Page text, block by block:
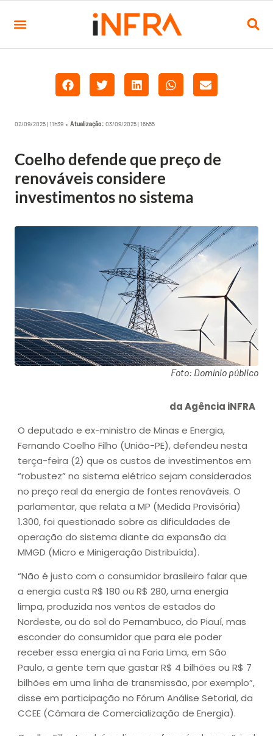
02/09/2025 | 11h39 • Atualização: 03/09/2025 | 16h55
Coelho defende que preço de
renováveis considere
investimentos no sistema
Foto: Domínio público
da Agência iNFRA
O deputado e ex-ministro de Minas e Energia,
Fernando Coelho Filho (União-PE), defendeu nesta
terça-feira (2) que os custos de investimentos em
“robustez” no sistema elétrico sejam considerados
no preço real da energia de fontes renováveis. O
parlamentar, que relata a MP (Medida Provisória)
1.300, foi questionado sobre as dificuldades de
operação do sistema diante da expansão da
MMGD (Micro e Minigeração Distribuída).
“Não é justo com o consumidor brasileiro falar que
a energia custa R$ 180 ou R$ 280, uma energia
limpa, produzida nos ventos de estados do
Nordeste, ou do sol do Pernambuco, do Piauí, mas
esconder do consumidor que para ele poder
receber essa energia aí na Faria Lima, em São
Paulo, a gente tem que gastar R$ 4 bilhões ou R$ 7
bilhões em uma linha de transmissão, por exemplo”,
disse em participação no Fórum Análise Setorial, da
CCEE (Câmara de Comercialização de Energia).